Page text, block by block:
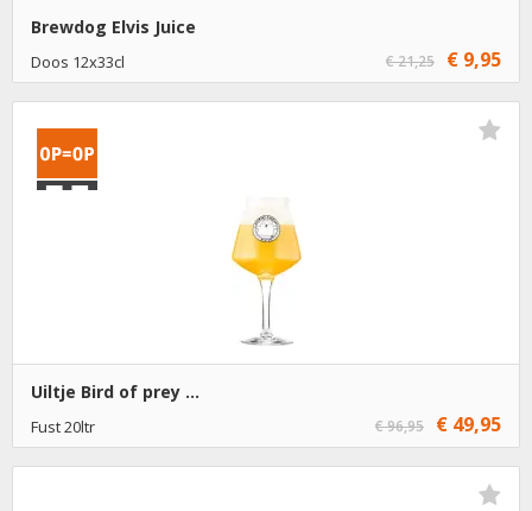
Brewdog Elvis Juice
Doos 12x33cl € 21,25 € 9,95
Uiltje Bird of prey ...
Fust 20ltr € 96,95 € 49,95